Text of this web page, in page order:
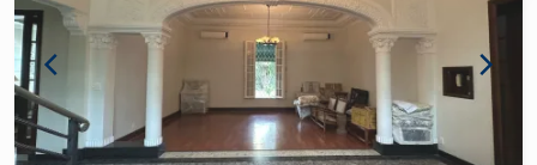
14 vagas de estacionamento, sendo 3 vagas de
recuo e 11 vagas internas O imóvel combina
excelente distribuição interna, estrutura funcional
e localização privilegiada no Centro de
Piracicaba, proporcionando praticidade para
clientes, colaboradores e operações comerciais.